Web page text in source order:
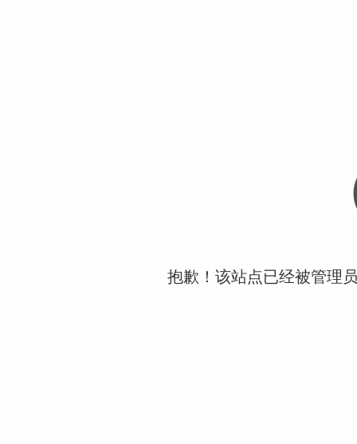
抱歉！该站点已经被管理